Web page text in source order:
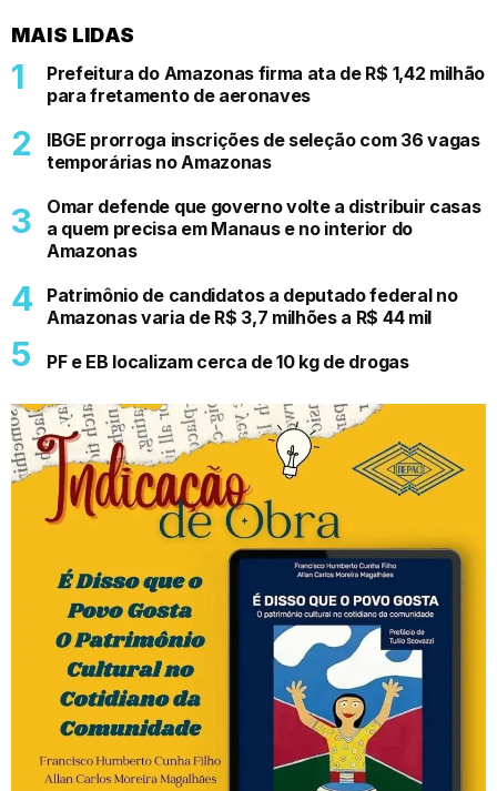
MAIS LIDAS
Prefeitura do Amazonas firma ata de R$ 1,42 milhão
para fretamento de aeronaves
IBGE prorroga inscrições de seleção com 36 vagas
temporárias no Amazonas
Omar defende que governo volte a distribuir casas
a quem precisa em Manaus e no interior do
Amazonas
Patrimônio de candidatos a deputado federal no
Amazonas varia de R$ 3,7 milhões a R$ 44 mil
PF e EB localizam cerca de 10 kg de drogas